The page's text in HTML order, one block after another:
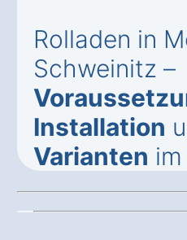
Rolladen in
Schweinitz –
Installation
Varianten